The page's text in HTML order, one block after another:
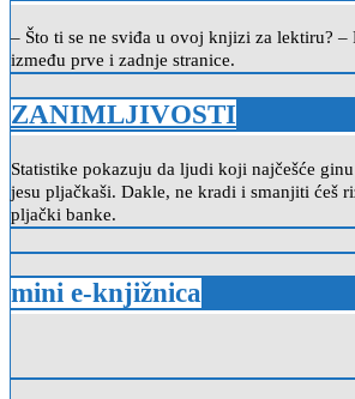
– Što ti se ne sviđa u ovoj knjizi za lektiru? –
između prve i zadnje stranice.
ZANIMLJIVOSTI
Statistike pokazuju da ljudi koji najčešće
jesu pljačkaši. Dakle, ne kradi i smanjiti ćeš
pljački banke.
mini e-knjižnica